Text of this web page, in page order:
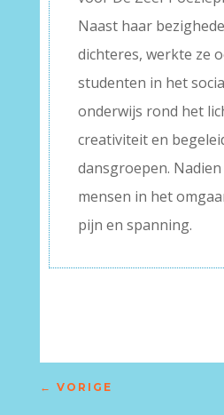
Naast haar
dichteres, werkte ze
studenten in het
onderwijs rond het
creativiteit en
dansgroepen.
mensen in het
pijn en spanning.
← VORIGE